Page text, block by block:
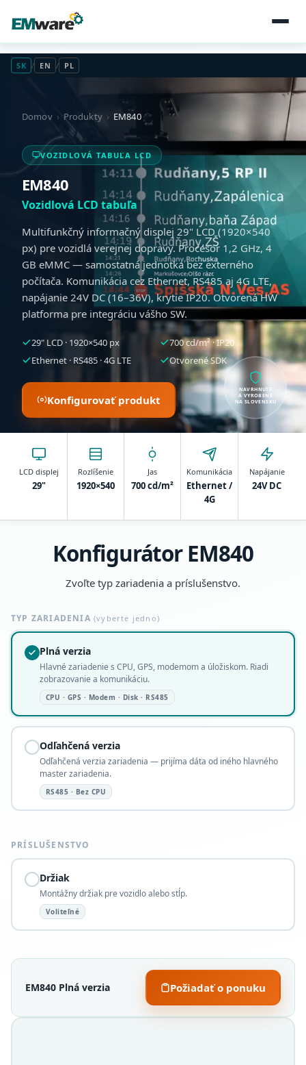
SK / EN / PL
Domov › Produkty › EM840
VOZIDLOVÁ TABUĽA LCD
EM840
Vozidlová LCD tabuľa
Multifunkčný informačný displej 29" LCD (1920×540
px) pre vozidlá verejnej dopravy. Procesor 1,2 GHz, 4
GB eMMC — samostatná jednotka bez externého
počítača. Komunikácia cez Ethernet, RS485 aj 4G LTE,
napájanie 24V DC (16–36V), krytie IP20. Otvorená HW
platforma pre integráciu vášho SW.
29" LCD · 1920×540 px
700 cd/m² · IP20
Ethernet · RS485 · 4G LTE
Otvorené SDK
Konfigurovať produkt
NAVRHNUTÉ
A VYROBENÉ
NA SLOVENSKU
LCD displej
29"
Rozlíšenie
1920×540
Jas
700 cd/m²
Komunikácia
Ethernet /
4G
Napájanie
24V DC
Konfigurátor EM840
Zvoľte typ zariadenia a príslušenstvo.
TYP ZARIADENIA (vyberte jedno)
Plná verzia
Hlavné zariadenie s CPU, GPS, modemom a úložiskom. Riadi
zobrazovanie a komunikáciu.
CPU · GPS · Modem · Disk · RS485
Odľahčená verzia
Odľahčená verzia zariadenia — prijíma dáta od iného hlavného
master zariadenia.
RS485 · Bez CPU
PRÍSLUŠENSTVO
Držiak
Montážny držiak pre vozidlo alebo stĺp.
Voliteľné
EM840 Plná verzia Požiadať o ponuku